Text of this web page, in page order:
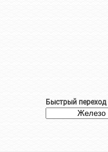
Быстрый переход